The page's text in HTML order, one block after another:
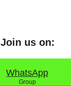
Join us on:
WhatsApp
Group